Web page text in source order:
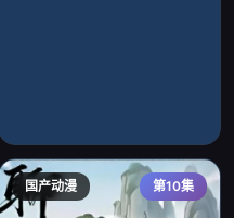
国产动漫 第10集